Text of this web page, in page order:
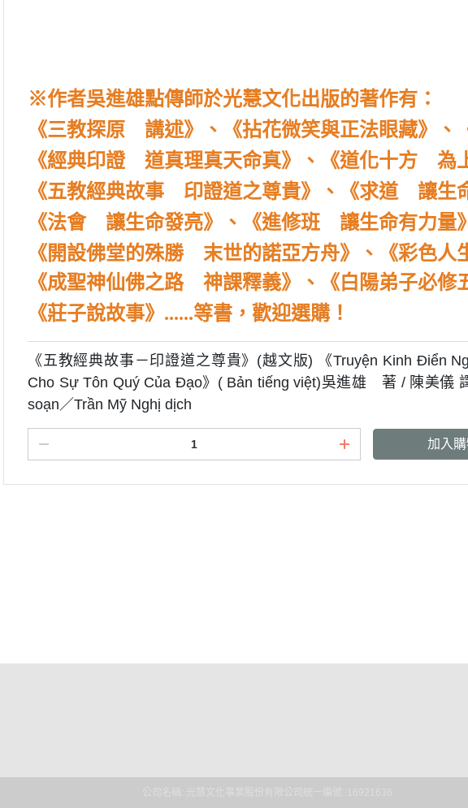
※作者吳進雄點傳師於光慧文化出版的著作有：
《三教探原 講述》、
《拈花微笑與正法眼藏》、
《經典印證 道真理真天命真》、《道化十方 為
《五教經典故事 印證道之尊貴》、《求道 讓生
《法會 讓生命發亮》、《進修班 讓生命有力量
《開設佛堂的殊勝 末世的諾亞方舟》、
《彩色人
《成聖神仙佛之路 神課釋義》、
《白陽弟子必
《莊子說故事》......等書，歡迎選購 ！
《五教經典故事－印證道之尊貴》(越文版) 《Truyện Kinh Điển
Cho Sự Tôn Quý Của Đạo》( Bản tiếng việt)吳進雄 著 / 陳美儀
soạn／Trần Mỹ Nghị dịch
加入